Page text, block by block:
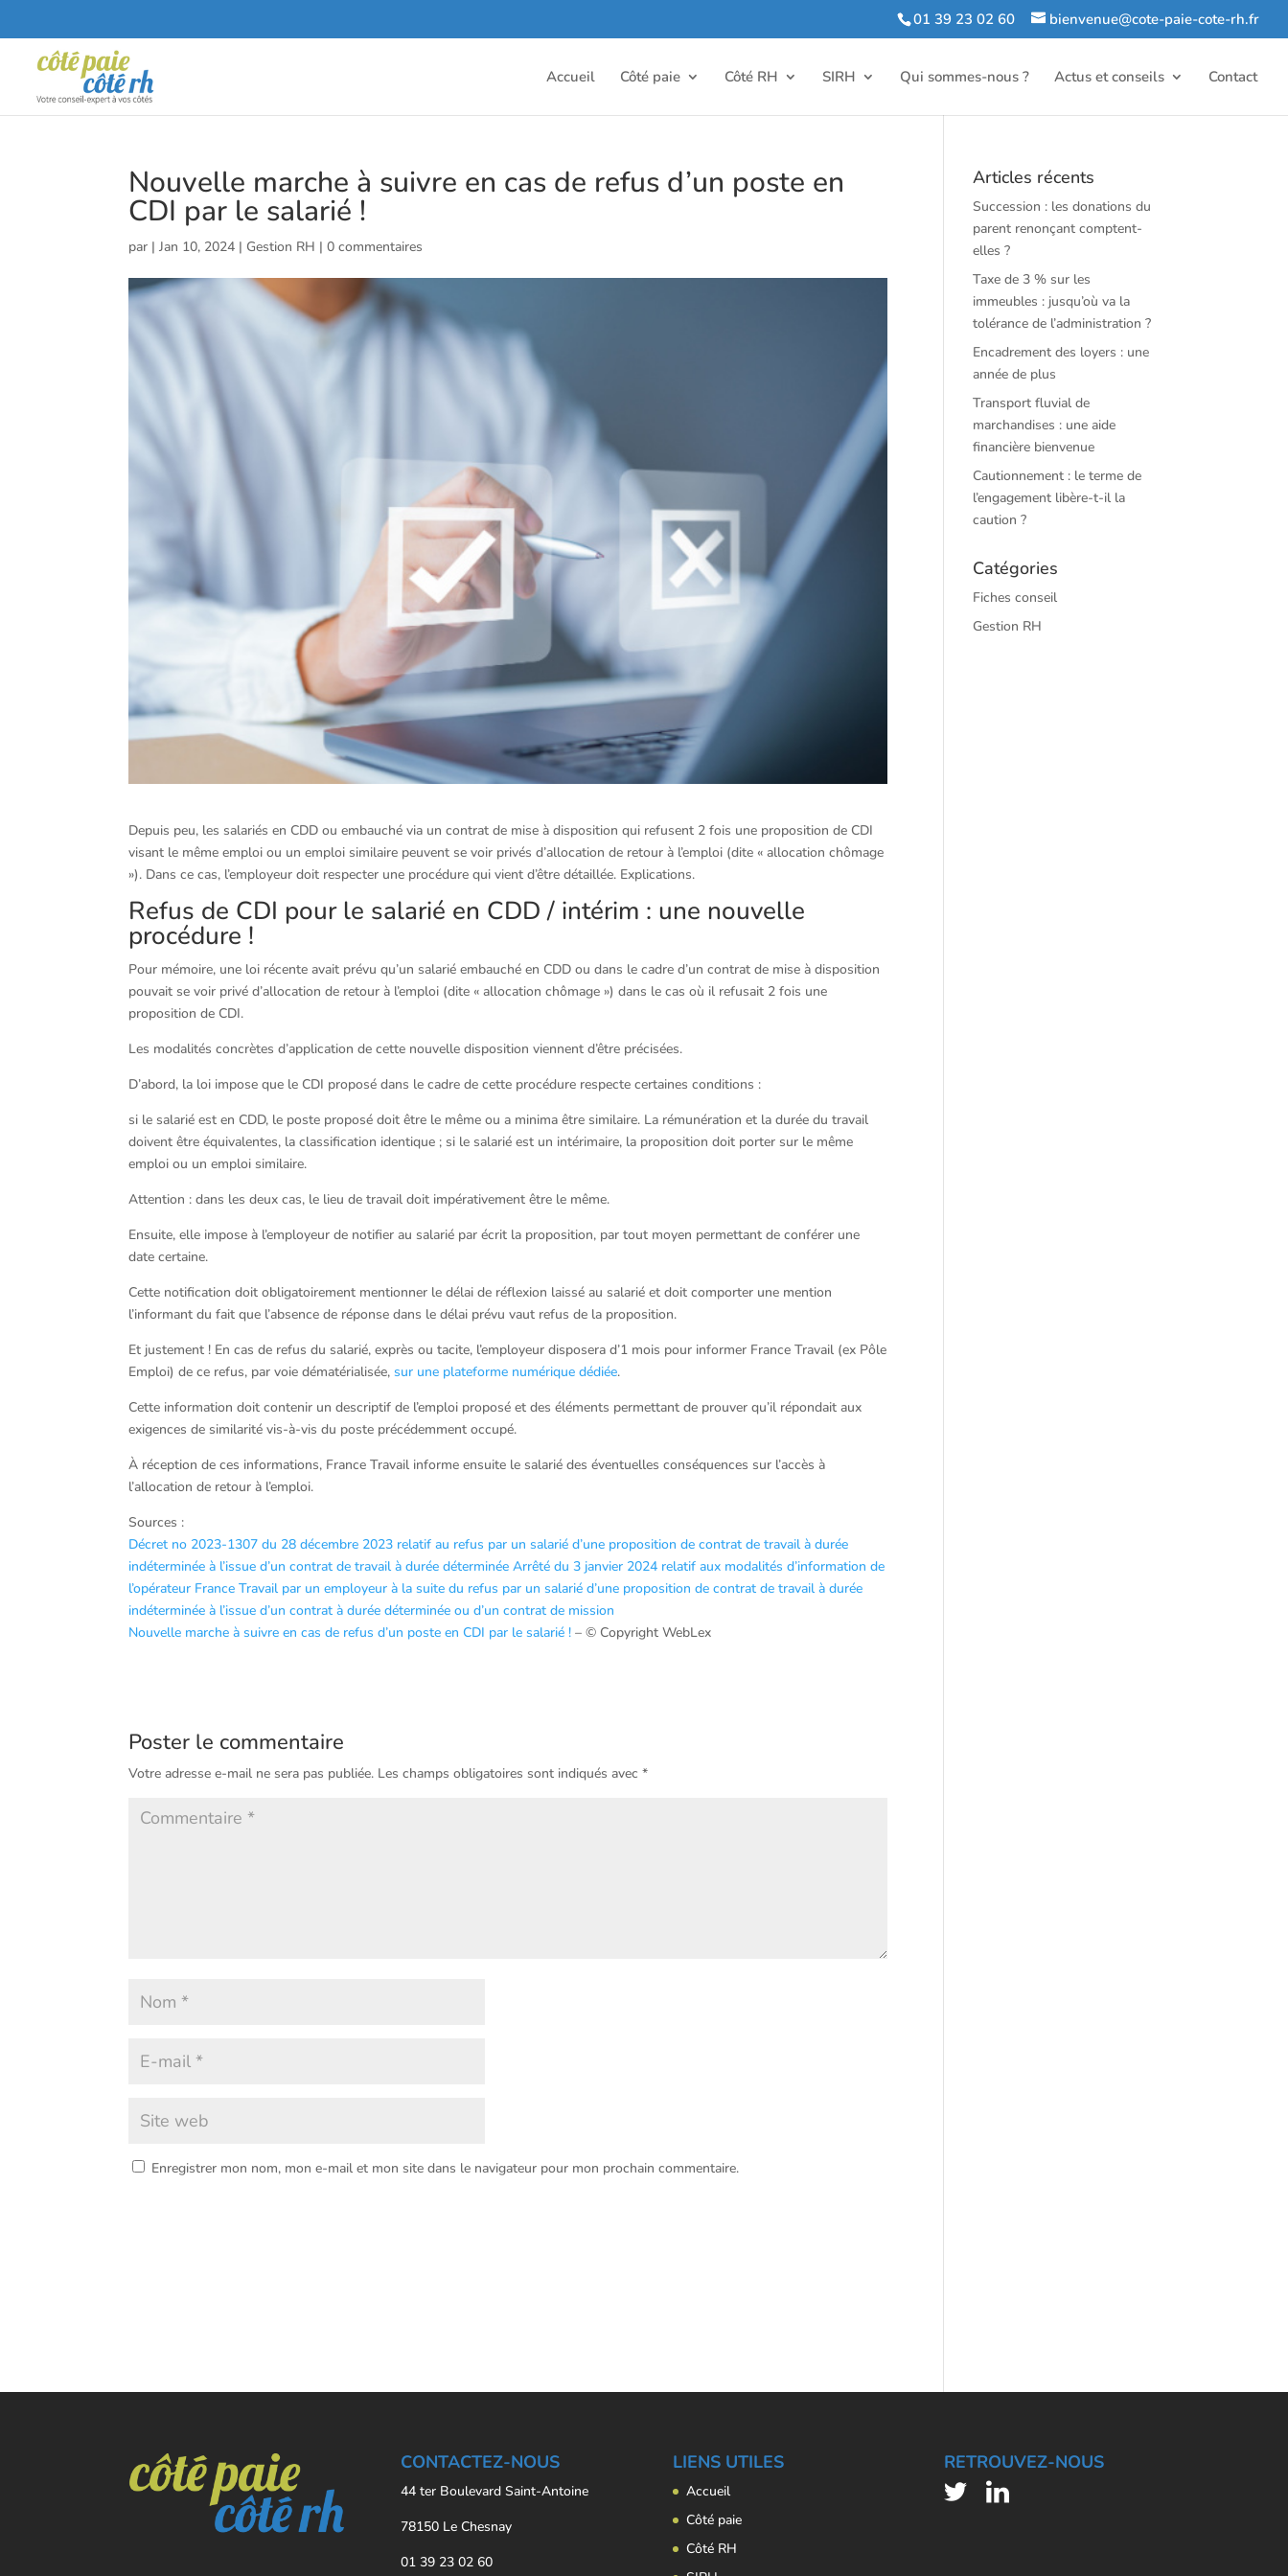
01 39 23 02 60 bienvenue@cote-paie-cote-rh.fr
Accueil Côté paie Côté RH SIRH Qui sommes-nous ? Actus et conseils Contact
Nouvelle marche à suivre en cas de refus d’un poste en
CDI par le salarié !
par |Jan 10, 2024 | Gestion RH |0 commentaires
Depuis peu, les salariés en CDD ou embauché via un contrat de mise à disposition qui refusent 2 fois une proposition de CDI
visant le même emploi ou un emploi similaire peuvent se voir privés d’allocation de retour à l’emploi (dite « allocation chômage
»). Dans ce cas, l’employeur doit respecter une procédure qui vient d’être détaillée. Explications.
Refus de CDI pour le salarié en CDD / intérim : une nouvelle
procédure !
Pour mémoire, une loi récente avait prévu qu’un salarié embauché en CDD ou dans le cadre d’un contrat de mise à disposition
pouvait se voir privé d’allocation de retour à l’emploi (dite « allocation chômage ») dans le cas où il refusait 2 fois une
proposition de CDI.
Les modalités concrètes d’application de cette nouvelle disposition viennent d’être précisées.
D’abord, la loi impose que le CDI proposé dans le cadre de cette procédure respecte certaines conditions :
si le salarié est en CDD, le poste proposé doit être le même ou a minima être similaire. La rémunération et la durée du travail
doivent être équivalentes, la classification identique ; si le salarié est un intérimaire, la proposition doit porter sur le même
emploi ou un emploi similaire.
Attention : dans les deux cas, le lieu de travail doit impérativement être le même.
Ensuite, elle impose à l’employeur de notifier au salarié par écrit la proposition, par tout moyen permettant de conférer une
date certaine.
Cette notification doit obligatoirement mentionner le délai de réflexion laissé au salarié et doit comporter une mention
l’informant du fait que l’absence de réponse dans le délai prévu vaut refus de la proposition.
Et justement ! En cas de refus du salarié, exprès ou tacite, l’employeur disposera d’1 mois pour informer France Travail (ex Pôle
Emploi) de ce refus, par voie dématérialisée,sur une plateforme numérique dédiée.
Cette information doit contenir un descriptif de l’emploi proposé et des éléments permettant de prouver qu’il répondait aux
exigences de similarité vis-à-vis du poste précédemment occupé.
À réception de ces informations, France Travail informe ensuite le salarié des éventuelles conséquences sur l’accès à
l’allocation de retour à l’emploi.
Sources :
Décret no 2023-1307 du 28 décembre 2023 relatif au refus par un salarié d’une proposition de contrat de travail à durée
indéterminée à l’issue d’un contrat de travail à durée déterminée Arrêté du 3 janvier 2024 relatif aux modalités d’information de
l’opérateur France Travail par un employeur à la suite du refus par un salarié d’une proposition de contrat de travail à durée
indéterminée à l’issue d’un contrat à durée déterminée ou d’un contrat de mission
Nouvelle marche à suivre en cas de refus d’un poste en CDI par le salarié ! – © Copyright WebLex
Poster le commentaire
Votre adresse e-mail ne sera pas publiée. Les champs obligatoires sont indiqués avec*
Enregistrer mon nom, mon e-mail et mon site dans le navigateur pour mon prochain commentaire.
Articles récents
Succession : les donations du
parent renonçant comptent-
elles ?
Taxe de 3 % sur les
immeubles : jusqu’où va la
tolérance de l’administration ?
Encadrement des loyers : une
année de plus
Transport fluvial de
marchandises : une aide
financière bienvenue
Cautionnement : le terme de
l’engagement libère-t-il la
caution ?
Catégories
Fiches conseil
Gestion RH
CONTACTEZ-NOUS
44 ter Boulevard Saint-Antoine
78150 Le Chesnay
01 39 23 02 60
LIENS UTILES
Accueil
Côté paie
Côté RH
RETROUVEZ-NOUS